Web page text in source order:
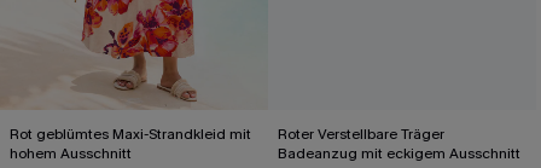
Rot geblümtes Maxi-Strandkleid mit
hohem Ausschnitt
Roter Verstellbare Träger
Badeanzug mit eckigem Ausschnitt